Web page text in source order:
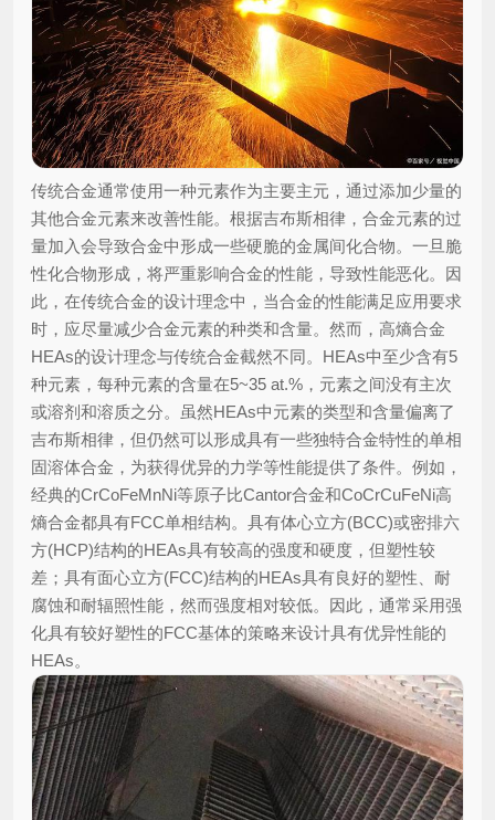
传统合金通常使用一种元素作为主要主元，通过添加少量的
其他合金元素来改善性能。根据吉布斯相律，合金元素的过
量加入会导致合金中形成一些硬脆的金属间化合物。一旦脆
性化合物形成，将严重影响合金的性能，导致性能恶化。因
此，在传统合金的设计理念中，当合金的性能满足应用要求
时，应尽量减少合金元素的种类和含量。然而，高熵合金
HEAs的设计理念与传统合金截然不同。HEAs中至少含有5
种元素，每种元素的含量在5~35 at.%，元素之间没有主次
或溶剂和溶质之分。虽然HEAs中元素的类型和含量偏离了
吉布斯相律，但仍然可以形成具有一些独特合金特性的单相
固溶体合金，为获得优异的力学等性能提供了条件。例如，
经典的CrCoFeMnNi等原子比Cantor合金和CoCrCuFeNi高
熵合金都具有FCC单相结构。具有体心立方(BCC)或密排六
方(HCP)结构的HEAs具有较高的强度和硬度，但塑性较
差；具有面心立方(FCC)结构的HEAs具有良好的塑性、耐
腐蚀和耐辐照性能，然而强度相对较低。因此，通常采用强
化具有较好塑性的FCC基体的策略来设计具有优异性能的
HEAs。